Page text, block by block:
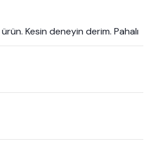
Kesin deneyin derim. Pahalı